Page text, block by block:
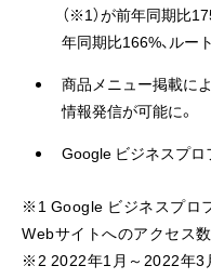
（※1）が前年同期比
年同期比166%、ルー
商品メニュー掲載に
情報発信が可能に。
Google ビジネスプロ
※1 Google ビジネスプロ
Webサイトへのアクセス
※2 2022年1月～2022年3